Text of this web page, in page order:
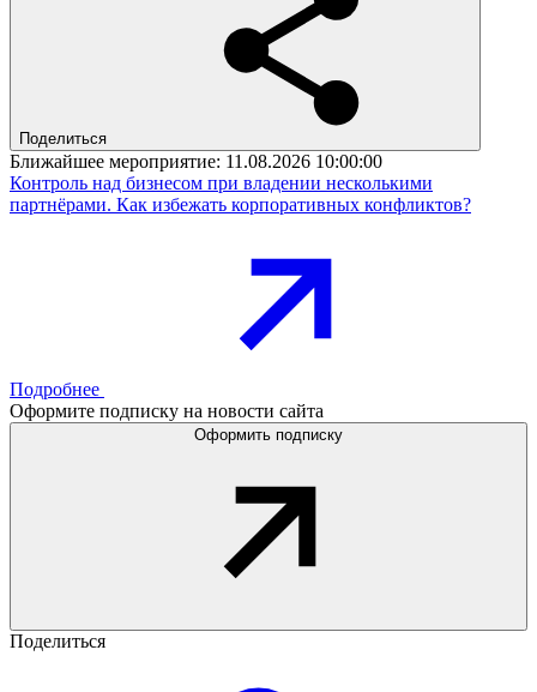
Поделиться
Ближайшее мероприятие: 11.08.2026 10:00:00
Контроль над бизнесом при владении несколькими
партнёрами. Как избежать корпоративных конфликтов?
Подробнее
Оформите подписку на новости сайта
Оформить подписку
Поделиться